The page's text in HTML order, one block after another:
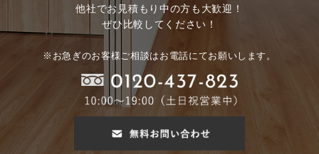
他社でお見積もり中の方も大歓迎！
ぜひ比較してください！
※お急ぎのお客様ご相談はお電話にてお願いします。